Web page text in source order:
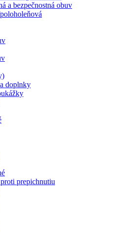
a bezpečnostná obuv
doplnky
prepichnutiu